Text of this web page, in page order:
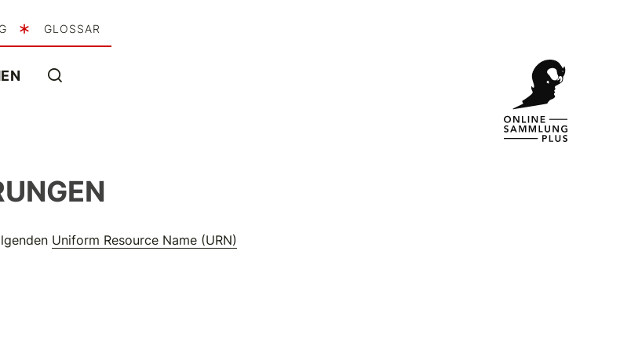
GLOSSAR
Uniform Resource Name (URN)